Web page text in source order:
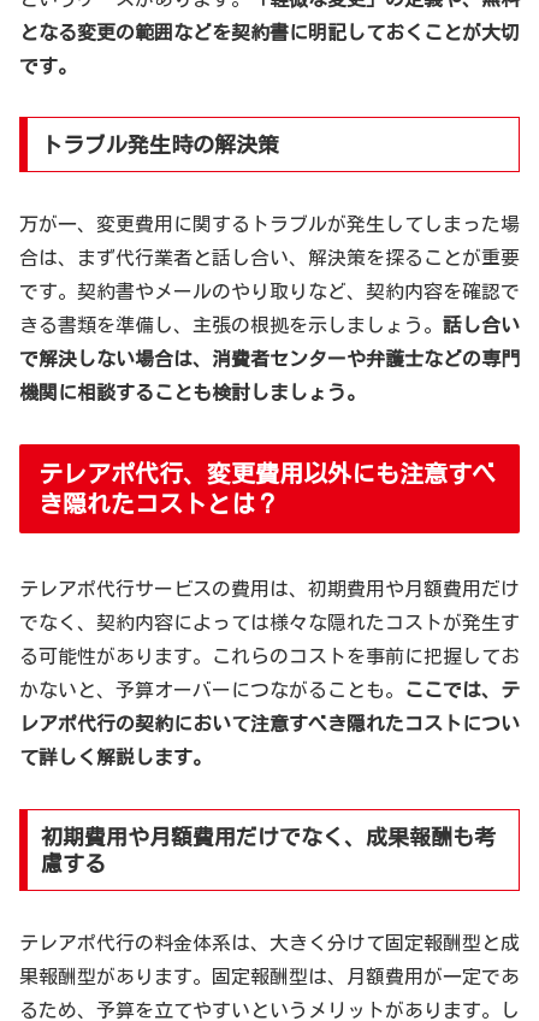
となる変更の範囲などを契約書に明記しておくことが大切
です。
トラブル発生時の解決策
万が一、変更費用に関するトラブルが発生してしまった場
合は、まず代行業者と話し合い、解決策を探ることが重要
です。契約書やメールのやり取りなど、契約内容を確認で
きる書類を準備し、主張の根拠を示しましょう。 話し合い
で解決しない場合は、消費者センターや弁護士などの専門
機関に相談することも検討しましょう。
テレアポ代行、変更費用以外にも注意すべ
き隠れたコストとは？
テレアポ代行サービスの費用は、初期費用や月額費用だけ
でなく、契約内容によっては様々な隠れたコストが発生す
る可能性があります。これらのコストを事前に把握してお
かないと、予算オーバーにつながることも。
ここでは、テ
レアポ代行の契約において注意すべき隠れたコストについ
て詳しく解説します。
初期費用や月額費用だけでなく、成果報酬も考
慮する
テレアポ代行の料金体系は、大きく分けて固定報酬型と成
果報酬型があります。固定報酬型は、月額費用が一定であ
るため、予算を立てやすいというメリットがあります。し